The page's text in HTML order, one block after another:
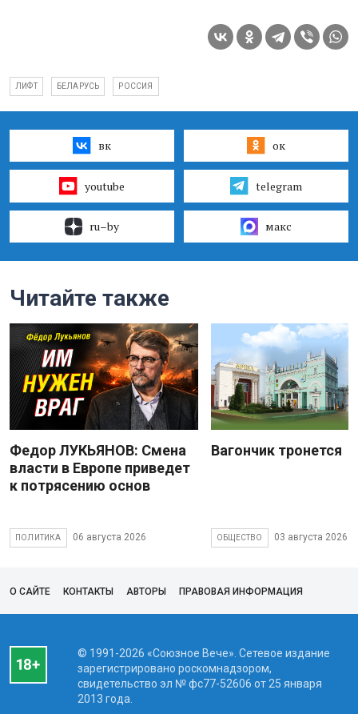
ЛИФТ БЕЛАРУСЬ РОССИЯ
вк ок
youtube telegram
ru–by макс
Читайте также
Федор ЛУКЬЯНОВ: Смена
власти в Европе приведет
к потрясению основ
ПОЛИТИКА 06 августа 2026
Вагончик тронется
ОБЩЕСТВО 03 августа 2026
О САЙТЕ КОНТАКТЫ АВТОРЫ ПРАВОВАЯ ИНФОРМАЦИЯ
© 1991-2026 «Союзное Вече». Сетевое издание
зарегистрировано роскомнадзором,
свидетельство эл № фc77-52606 от 25 января
2013 года.